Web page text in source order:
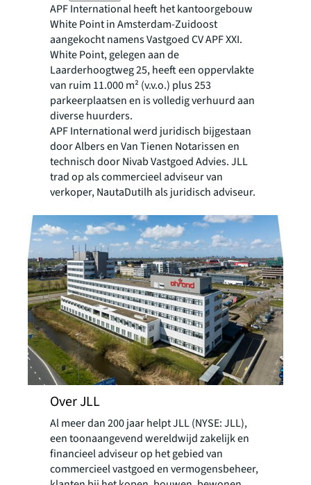
APF International heeft het kantoorgebouw
White Point in Amsterdam-Zuidoost
aangekocht namens Vastgoed CV APF XXI.
White Point, gelegen aan de
Laarderhoogtweg 25, heeft een oppervlakte
van ruim 11.000 m² (v.v.o.) plus 253
parkeerplaatsen en is volledig verhuurd aan
diverse huurders.
APF International werd juridisch bijgestaan
door Albers en Van Tienen Notarissen en
technisch door Nivab Vastgoed Advies. JLL
trad op als commercieel adviseur van
verkoper, NautaDutilh als juridisch adviseur.
Over JLL
Al meer dan 200 jaar helpt JLL (NYSE: JLL),
een toonaangevend wereldwijd zakelijk en
financieel adviseur op het gebied van
commercieel vastgoed en vermogensbeheer,